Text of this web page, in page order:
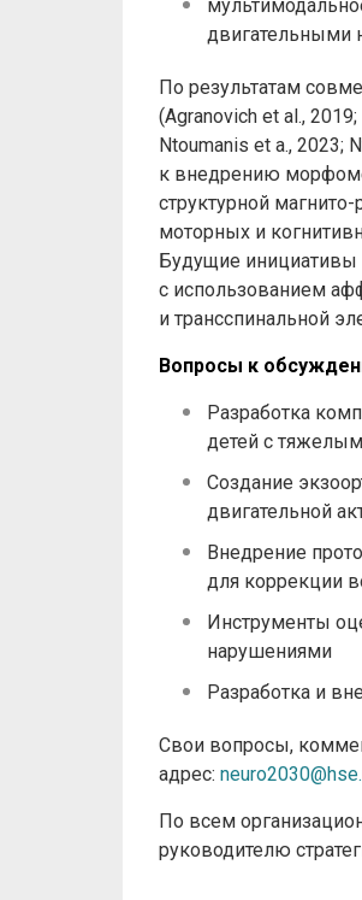
двигательными
По результатам
(Agranovich et al.,
Ntoumanis et a., 2023;
к внедрению
структурной
моторных и
Будущие инициативы
с использованием
и трансспинальной
Вопросы к
Разработка
детей с
Создание
двигательной
Внедрение
для коррекции
Инструменты
нарушениями
Разработка и
Свои вопросы,
адрес:
По всем
руководителю